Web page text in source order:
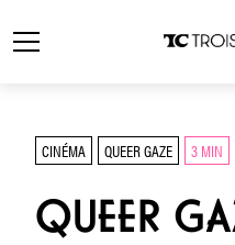
CINÉMA QUEER GAZE 3 MIN
QUEER